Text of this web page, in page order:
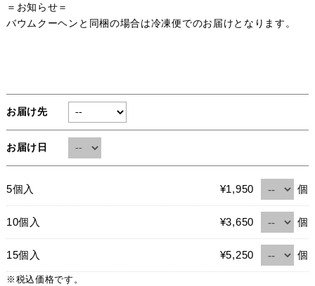
＝お知らせ＝
バウムクーヘンと同梱の場合は冷凍便でのお届けとなります。
お届け先
お届け日
5個入 ¥1,950 個
10個入 ¥3,650 個
15個入 ¥5,250 個
※税込価格です。